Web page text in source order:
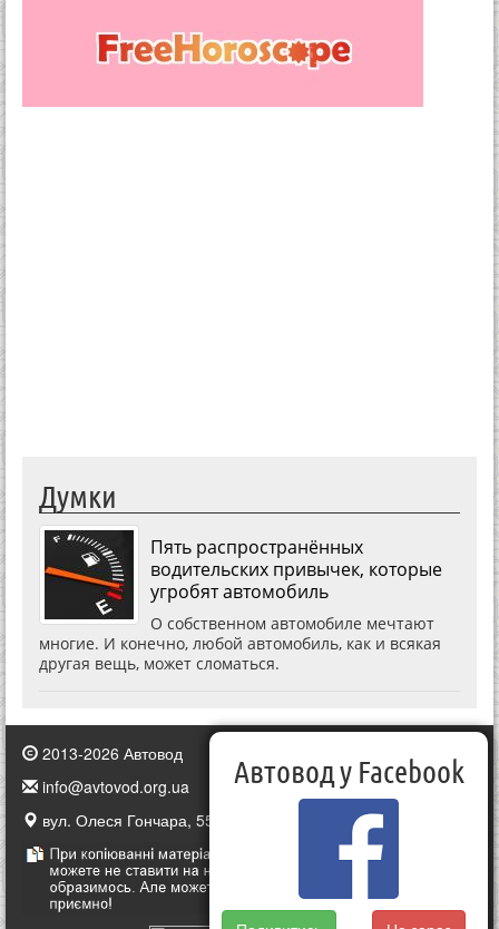
Думки
Пять распространённых
водительских привычек, которые
угробят автомобиль
О собственном автомобиле мечтают
многие. И конечно, любой автомобиль, как и всякая
другая вещь, может сломаться.
2013-2026 Автовод
info@avtovod.org.ua
вул. Олеся Гончара, 55, Київ, Україна
Автовод у Facebook